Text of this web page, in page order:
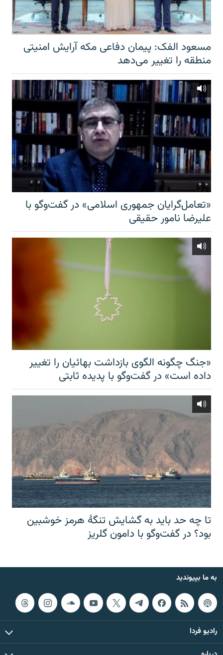
مسعود الفک: پیمان دفاعی مکه آرایش امنیتی
منطقه را تغییر می‌دهد
«تعامل‌گرایان جمهوری اسلامی» در گفت‌وگو با
علیرضا نامور حقیقی
«جنگ چگونه الگوی بازداشت بهائیان را تغییر
داده است» در گفت‌وگو با پدیده ثابتی
تا چه حد باید به گشایش تنگهٔ هرمز خوشبین
بود؟ در گفت‌وگو با دامون گلریز
به ما بپیوندید
رادیو فردا